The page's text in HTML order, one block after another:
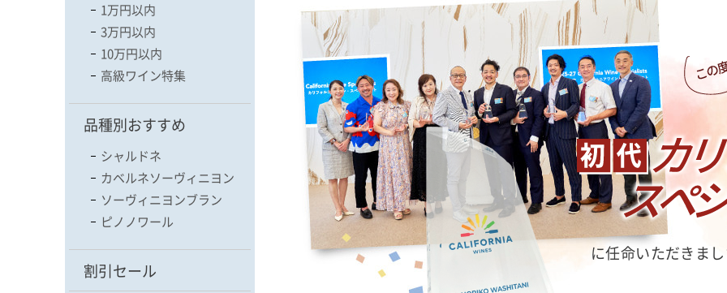
1万円以内
3万円以内
10万円以内
高級ワイン特集
品種別おすすめ
シャルドネ
カベルネソーヴィニヨン
ソーヴィニヨンブラン
ピノノワール
割引セール
に任命いただきま